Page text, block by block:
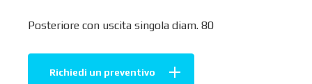
Posteriore con uscita singola diam. 80
Richiedi un preventivo